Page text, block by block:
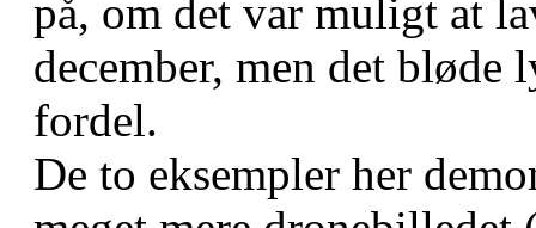
på, om det var muligt at
december, men det
fordel.
De to eksempler her